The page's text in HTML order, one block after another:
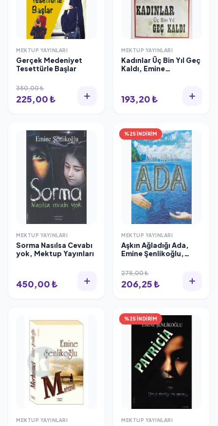
MEKTUP YAYINLARI
Gerçek Medeniyet
Tesettürle Başlar
350,00 ₺
225,00 ₺
MEKTUP YAYINLARI
Kadınlar Üç Bin Yıl Geç
Kaldı, Emine
193,20 ₺
MEKTUP YAYINLARI
Sorma Nasılsa Cevabı
yok, Mektup Yayınları
450,00 ₺
%25 İNDİRİM
MEKTUP YAYINLARI
Aşkın Ağladığı Ada,
Emine Şenlikoğlu,
275,00 ₺
206,25 ₺
MEKTUP YAYINLARI
%25 İNDİRİM
MEKTUP YAYINLARI